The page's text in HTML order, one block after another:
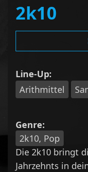
2k10
Line-Up:
Arithmittel
Genre:
2k10, Pop
Die 2k10 bringt
Jahrzehnts in